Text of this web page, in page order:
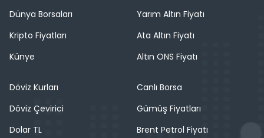
Dünya Borsaları
Kripto Fiyatları
Künye
Yarım Altın Fiyatı
Ata Altın Fiyatı
Altın ONS Fiyatı
Döviz Kurları
Döviz Çevirici
Dolar TL
Canlı Borsa
Gümüş Fiyatları
Brent Petrol Fiyatı